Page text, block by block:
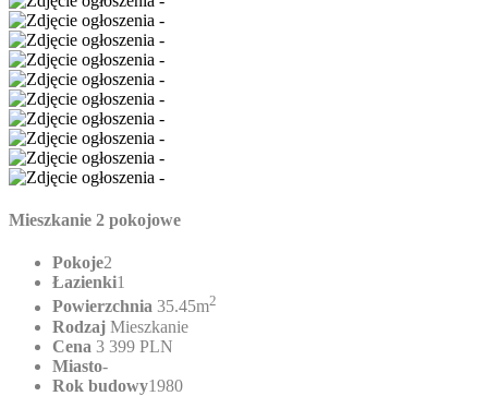
Mieszkanie 2 pokojowe
Pokoje2
Łazienki1
Powierzchnia 35.45m2
Rodzaj Mieszkanie
Cena 3 399 PLN
Miasto-
Rok budowy1980